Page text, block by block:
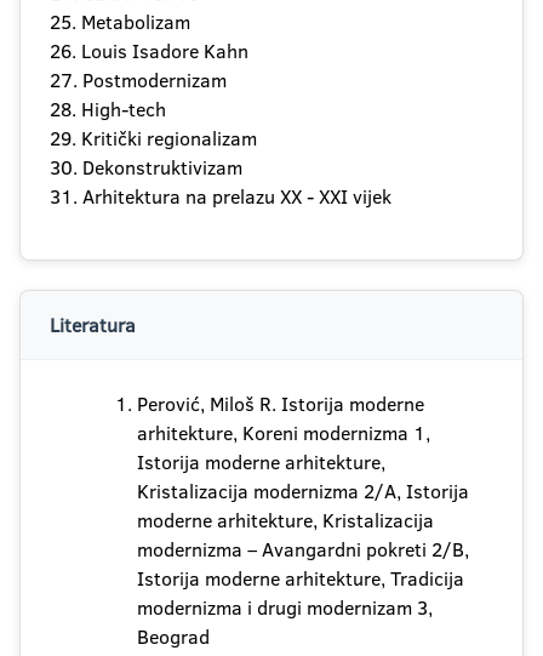
25. Metabolizam
26. Louis Isadore Kahn
27. Postmodernizam
28. High-tech
29. Kritički regionalizam
30. Dekonstruktivizam
31. Arhitektura na prelazu XX - XXI vijek
Literatura
Perović, Miloš R. Istorija moderne
arhitekture, Koreni modernizma 1,
Istorija moderne arhitekture,
Kristalizacija modernizma 2/A, Istorija
moderne arhitekture, Kristalizacija
modernizma – Avangardni pokreti 2/B,
Istorija moderne arhitekture, Tradicija
modernizma i drugi modernizam 3,
Beograd